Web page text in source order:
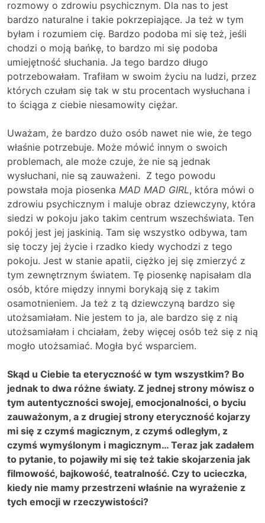
rozmowy o zdrowiu psychicznym. Dla nas to jest
bardzo naturalne i takie pokrzepiające. Ja też w tym
byłam i rozumiem cię. Bardzo podoba mi się też, jeśli
chodzi o moją bańkę, to bardzo mi się podoba
umiejętność słuchania. Ja tego bardzo długo
potrzebowałam. Trafiłam w swoim życiu na ludzi, przez
których czułam się tak w stu procentach wysłuchana i
to ściąga z ciebie niesamowity ciężar.
Uważam, że bardzo dużo osób nawet nie wie, że tego
właśnie potrzebuje. Może mówić innym o swoich
problemach, ale może czuje, że nie są jednak
wysłuchani, nie są zauważeni. Z tego powodu
powstała moja piosenka MAD MAD GIRL, która mówi o
zdrowiu psychicznym i maluje obraz dziewczyny, która
siedzi w pokoju jako takim centrum wszechświata. Ten
pokój jest jej jaskinią. Tam się wszystko odbywa, tam
się toczy jej życie i rzadko kiedy wychodzi z tego
pokoju. Jest w stanie apatii, ciężko jej się zmierzyć z
tym zewnętrznym światem. Tę piosenkę napisałam dla
osób, które między innymi borykają się z takim
osamotnieniem. Ja też z tą dziewczyną bardzo się
utożsamiałam. Nie jestem to ja, ale bardzo się z nią
utożsamiałam i chciałam, żeby więcej osób też się z nią
mogło utożsamiać. Mogła być wsparciem.
Skąd u Ciebie ta eteryczność w tym wszystkim? Bo
jednak to dwa różne światy. Z jednej strony mówisz o
tym autentyczności swojej, emocjonalności, o byciu
zauważonym, a z drugiej strony eteryczność kojarzy
mi się z czymś magicznym, z czymś odległym, z
czymś wymyślonym i magicznym… Teraz jak zadałem
to pytanie, to pojawiły mi się też takie skojarzenia jak
filmowość, bajkowość, teatralność. Czy to ucieczka,
kiedy nie mamy przestrzeni właśnie na wyrażenie z
tych emocji w rzeczywistości?